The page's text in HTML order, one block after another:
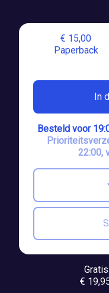
€ 15,00
Paperback
In
Besteld voor
22:00,
€